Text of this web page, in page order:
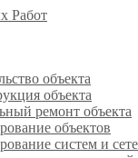
объекта
объекта
ремонт объекта
объектов
систем и